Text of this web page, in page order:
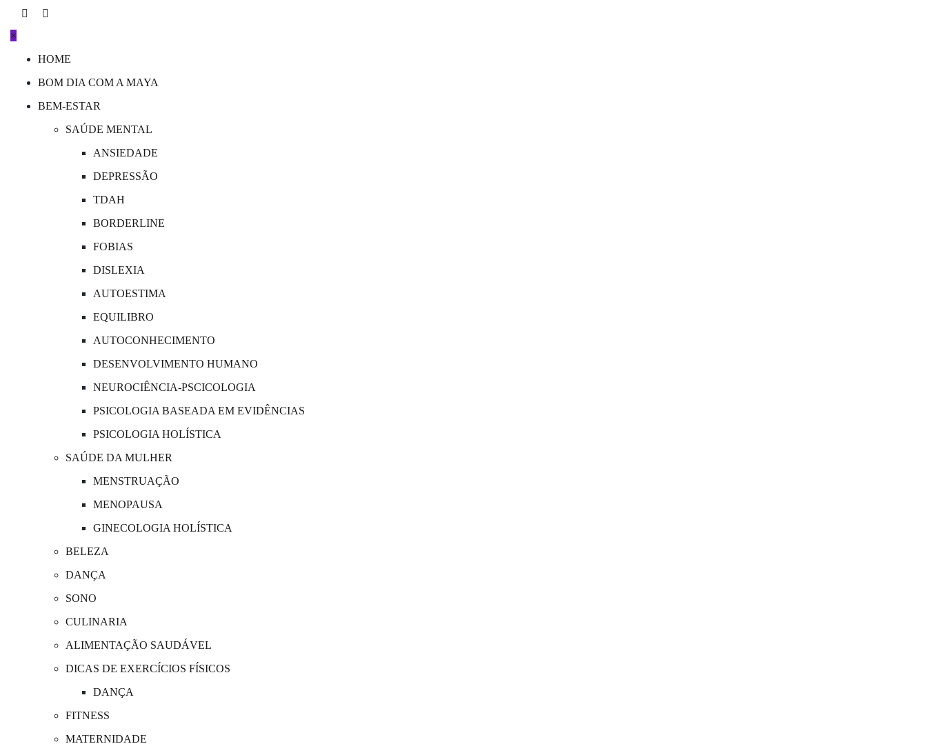
content
×
HOME
BOM DIA COM A MAYA
BEM-ESTAR
SAÚDE MENTAL
ANSIEDADE
DEPRESSÃO
TDAH
BORDERLINE
FOBIAS
DISLEXIA
AUTOESTIMA
EQUILIBRO
AUTOCONHECIMENTO
DESENVOLVIMENTO HUMANO
NEUROCIÊNCIA-PSCICOLOGIA
PSICOLOGIA BASEADA EM EVIDÊNCIAS
PSICOLOGIA HOLÍSTICA
SAÚDE DA MULHER
MENSTRUAÇÃO
MENOPAUSA
GINECOLOGIA HOLÍSTICA
BELEZA
DANÇA
SONO
CULINARIA
ALIMENTAÇÃO SAUDÁVEL
DICAS DE EXERCÍCIOS FÍSICOS
DANÇA
FITNESS
MATERNIDADE